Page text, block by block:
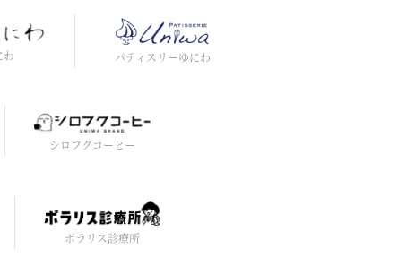
わ パティスリーゆにわ
シロフクコーヒー
ポラリス診療所